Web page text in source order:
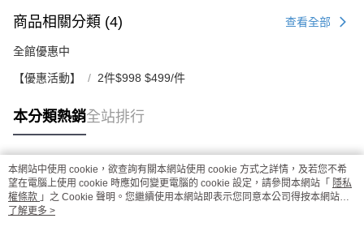
商品相關分類 (4) 查看全部
全館優惠中
【優惠活動】 2件$998 $499/件
本分類熱銷全站排行
熱門標籤
本網站中使用 cookie，欲查詢有關本網站使用 cookie 方式之詳情，及若您不希
望在電腦上使用 cookie 時應如何變更電腦的 cookie 設定，請參閱本網站「 隱私
權條款 」之 Cookie 聲明。您繼續使用本網站即表示您同意本公司得按本網站使
用條款之 Cookie 聲明使用 cookie。
了解更多 >